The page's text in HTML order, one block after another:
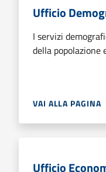
Ufficio
I servizi
della
VAI ALLA PAGINA
Ufficio